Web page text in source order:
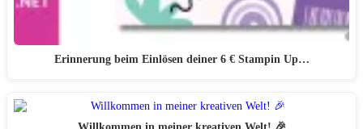
Erinnerung beim Einlösen deiner 6 € Stampin Up…
Willkommen in meiner kreativen Welt! 🎉